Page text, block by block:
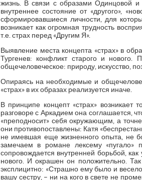
жизнь. В связи с образами Одинцовой
внутреннее состояние от «другого»,
сформировавшиеся личности, для
возникает как огромная трудность
т.е. страх перед «Другим Я».
Выявление места концепта «страх» в
Тургенев: конфликт старого и
общечеловеческое: природу, искусство,
Опираясь на необходимые и
«страх» в их образах реализуется иначе.
В принципе концепт «страх» возникает
разговоре с Аркадием она соглашается,
«преподносит» себя окружающим, а
они противопоставлены: Катя
не имевшая еще жизненного опыта, не
замечаем в романе лексему «пугало»
сопровождается внутренней борьбой,
нового. И окрашен он положительно.
эксплицитно: «Страшно ему было и
вашу сестру, – ни на кого в свете не